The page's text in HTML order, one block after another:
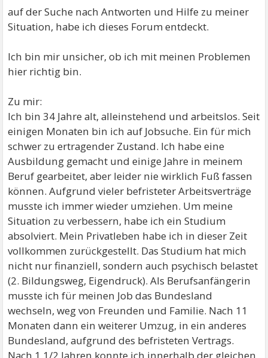
auf der Suche nach Antworten und Hilfe zu meiner
Situation, habe ich dieses Forum entdeckt.
Ich bin mir unsicher, ob ich mit meinen Problemen
hier richtig bin.
Zu mir:
Ich bin 34 Jahre alt, alleinstehend und arbeitslos. Seit
einigen Monaten bin ich auf Jobsuche. Ein für mich
schwer zu ertragender Zustand. Ich habe eine
Ausbildung gemacht und einige Jahre in meinem
Beruf gearbeitet, aber leider nie wirklich Fuß fassen
können. Aufgrund vieler befristeter Arbeitsverträge
musste ich immer wieder umziehen. Um meine
Situation zu verbessern, habe ich ein Studium
absolviert. Mein Privatleben habe ich in dieser Zeit
vollkommen zurückgestellt. Das Studium hat mich
nicht nur finanziell, sondern auch psychisch belastet
(2. Bildungsweg, Eigendruck). Als Berufsanfängerin
musste ich für meinen Job das Bundesland
wechseln, weg von Freunden und Familie. Nach 11
Monaten dann ein weiterer Umzug, in ein anderes
Bundesland, aufgrund des befristeten Vertrags.